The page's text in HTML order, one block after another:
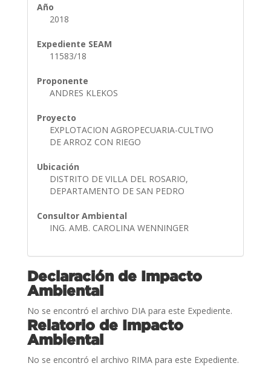
Año
2018
Expediente SEAM
11583/18
Proponente
ANDRES KLEKOS
Proyecto
EXPLOTACION AGROPECUARIA-CULTIVO
DE ARROZ CON RIEGO
Ubicación
DISTRITO DE VILLA DEL ROSARIO,
DEPARTAMENTO DE SAN PEDRO
Consultor Ambiental
ING. AMB. CAROLINA WENNINGER
Declaración de Impacto
Ambiental
No se encontró el archivo DIA para este Expediente.
Relatorio de Impacto
Ambiental
No se encontró el archivo RIMA para este Expediente.